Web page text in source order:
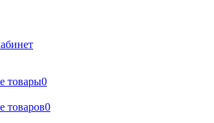
товары0
товаров0